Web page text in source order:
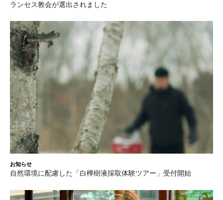
ランセス教会が選出されました
お知らせ
自然環境に配慮した「白樺樹液採取体験ツアー」受付開始